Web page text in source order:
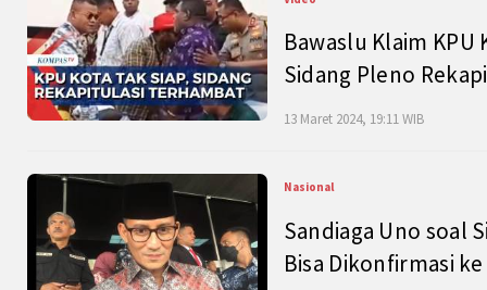
Bawaslu Klaim
Sidang Pleno
13 Maret 2024, 19:11 WIB
Nasional
Sandiaga Uno soal
Bisa Dikonfirmasi